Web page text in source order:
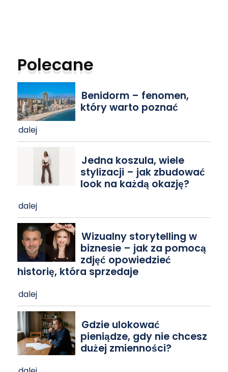
Polecane
Benidorm – fenomen,
który warto poznać
dalej
Jedna koszula, wiele
stylizacji – jak zbudować
look na każdą okazję?
dalej
Wizualny storytelling w
biznesie – jak za pomocą
zdjęć opowiedzieć
historię, która sprzedaje
dalej
Gdzie ulokować
pieniądze, gdy nie chcesz
dużej zmienności?